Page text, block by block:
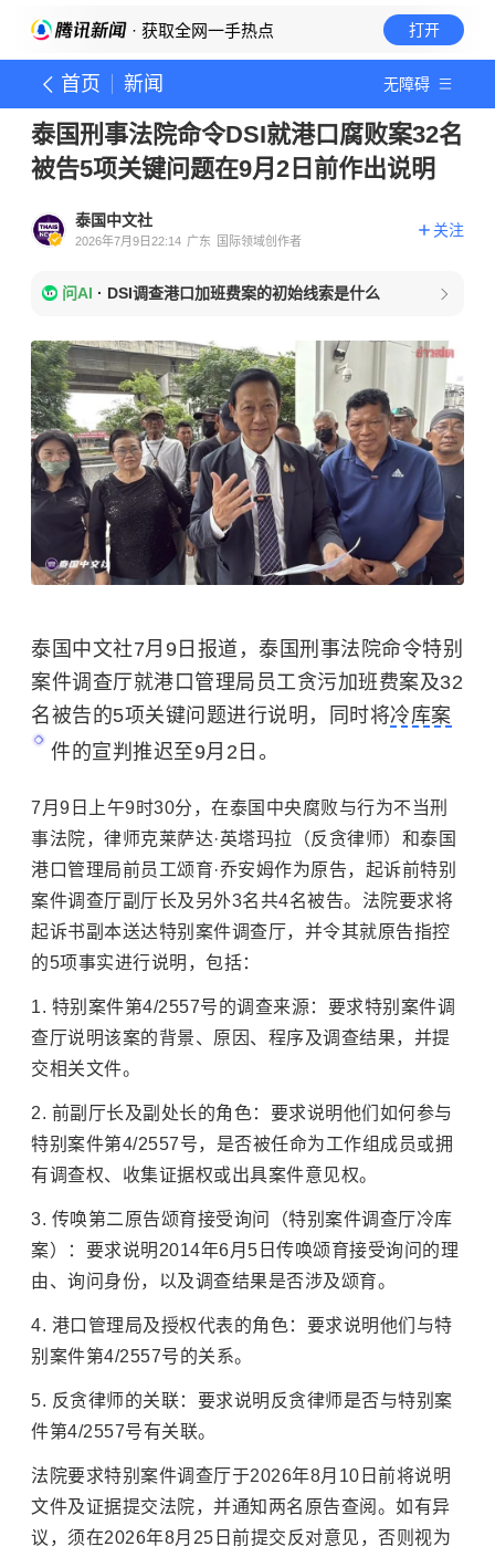
· 获取全网一手热点 打开
首页 新闻 无障碍
泰国刑事法院命令DSI就港口腐败案32名
被告5项关键问题在9月2日前作出说明
泰国中文社
2026年7月9日22:14 广东 国际领域创作者
关注
问AI · DSI调查港口加班费案的初始线索是什么
泰国中文社7月9日报道，泰国刑事法院命令特别
案件调查厅就港口管理局员工贪污加班费案及32
名被告的5项关键问题进行说明，同时将冷库案
件的宣判推迟至9月2日。
7月9日上午9时30分，在泰国中央腐败与行为不当刑
事法院，律师克莱萨达·英塔玛拉（反贪律师）和泰国
港口管理局前员工颂育·乔安姆作为原告，起诉前特别
案件调查厅副厅长及另外3名共4名被告。法院要求将
起诉书副本送达特别案件调查厅，并令其就原告指控
的5项事实进行说明，包括：
1. 特别案件第4/2557号的调查来源：要求特别案件调
查厅说明该案的背景、原因、程序及调查结果，并提
交相关文件。
2. 前副厅长及副处长的角色：要求说明他们如何参与
特别案件第4/2557号，是否被任命为工作组成员或拥
有调查权、收集证据权或出具案件意见权。
3. 传唤第二原告颂育接受询问（特别案件调查厅冷库
案）：要求说明2014年6月5日传唤颂育接受询问的理
由、询问身份，以及调查结果是否涉及颂育。
4. 港口管理局及授权代表的角色：要求说明他们与特
别案件第4/2557号的关系。
5. 反贪律师的关联：要求说明反贪律师是否与特别案
件第4/2557号有关联。
法院要求特别案件调查厅于2026年8月10日前将说明
文件及证据提交法院，并通知两名原告查阅。如有异
议，须在2026年8月25日前提交反对意见，否则视为